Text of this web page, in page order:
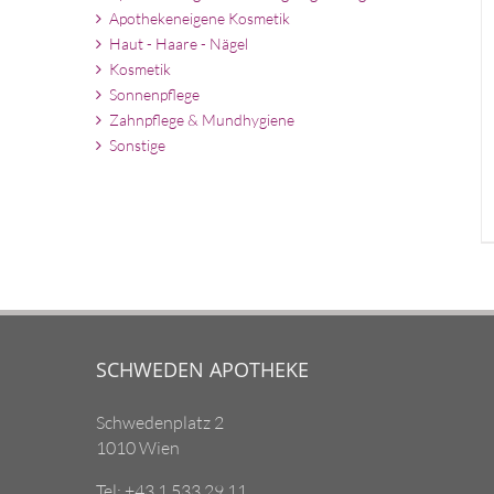
Apothekeneigene Kosmetik
Haut - Haare - Nägel
Kosmetik
Sonnenpflege
Zahnpflege & Mundhygiene
Sonstige
SCHWEDEN APOTHEKE
Schwedenplatz 2
1010 Wien